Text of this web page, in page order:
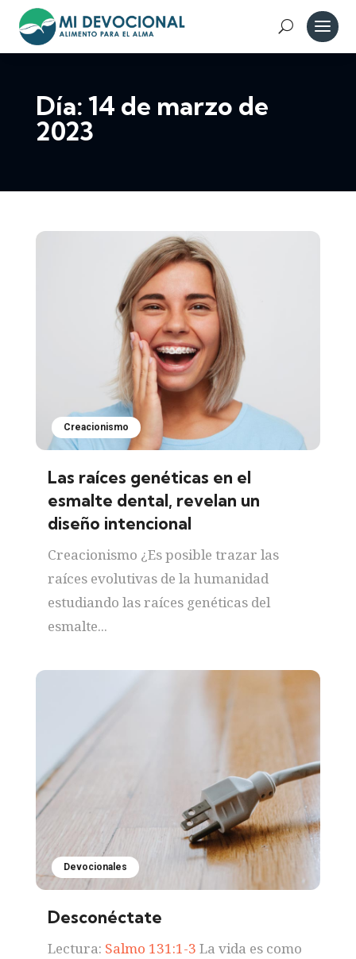
Día: 14 de marzo de
2023
Creacionismo
Las raíces genéticas en el
esmalte dental, revelan un
diseño intencional
Creacionismo ¿Es posible trazar las
raíces evolutivas de la humanidad
estudiando las raíces genéticas del
esmalte...
Devocionales
Desconéctate
Lectura: Salmo 131:1-3 La vida es como